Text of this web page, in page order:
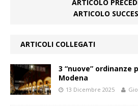
ARTICOLO
ARTICOLO
ARTICOLI COLLEGATI
3 “nuove” ordinanze
Modena
13 Dicembre 2025